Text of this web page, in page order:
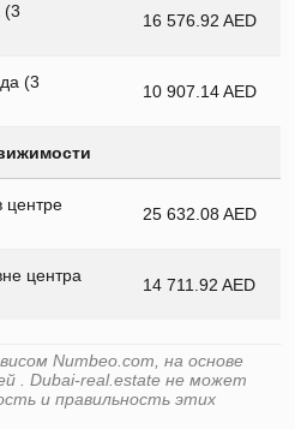
(3
16 576.92 AED
(3
10 907.14 AED
центре
25 632.08 AED
центра
14 711.92 AED
Numbeo.com, на основе
. Dubai-real.estate не может
и правильность этих